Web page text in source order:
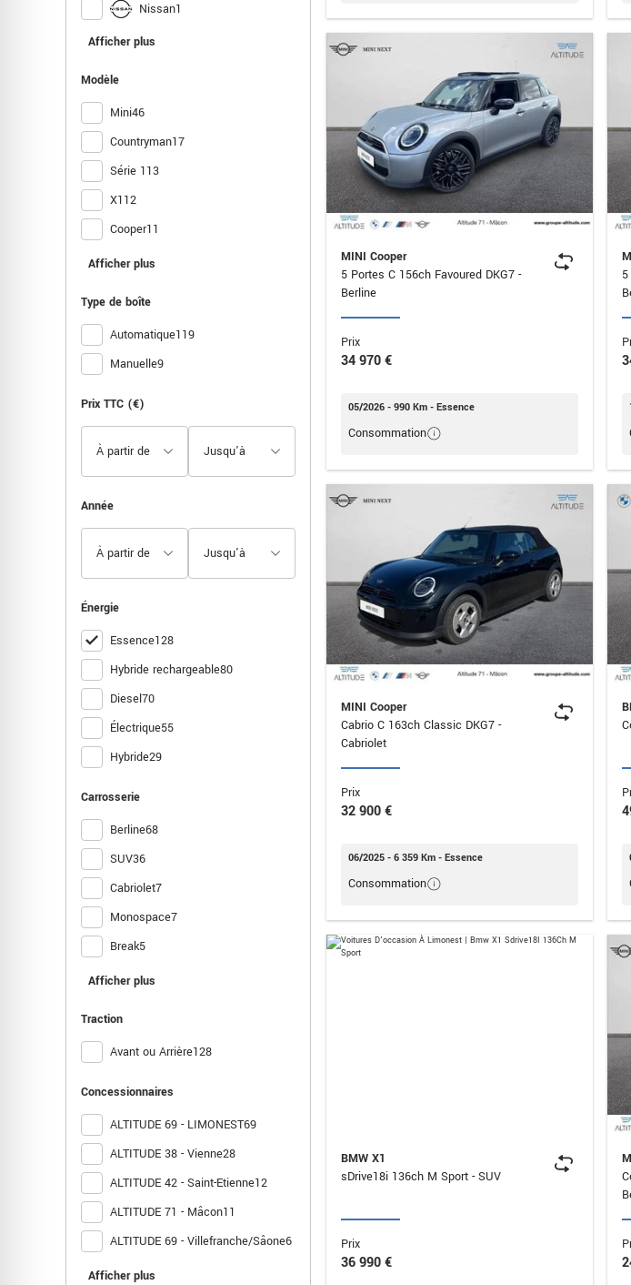
Nissan1
Porsche
Afficher plus
Modèle
Mini46
Countryman17
Série 113
X112
Cooper11
Série 27
5001
Série 2 Coupé
X3 M1
X6 M
Z41
Afficher plus
Type de boîte
Automatique119
Manuelle9
Prix TTC (€)
Année
Énergie
Essence128
Hybride rechargeable80
Diesel70
Électrique55
Hybride29
Carrosserie
Berline68
SUV36
Cabriolet7
Monospace7
Break5
Coupé4
Afficher plus
Traction
Avant ou Arrière128
Concessionnaires
ALTITUDE 69 - LIMONEST69
ALTITUDE 38 - Vienne28
ALTITUDE 42 - Saint-Etienne12
ALTITUDE 71 - Mâcon11
ALTITUDE 69 - Villefranche/Sâone6
ALTITUDE 42 - Roanne
Afficher plus
MINI Cooper
5 Portes C 156ch Favoured DKG7 -
Berline
Prix
34 970 €
05/2026 - 990 Km - Essence
Consommation
MINI Cooper
Cabrio C 163ch Classic DKG7 -
Cabriolet
Prix
32 900 €
06/2025 - 6 359 Km - Essence
Consommation
BMW X1
sDrive18i 136ch M Sport - SUV
Prix
36 990 €